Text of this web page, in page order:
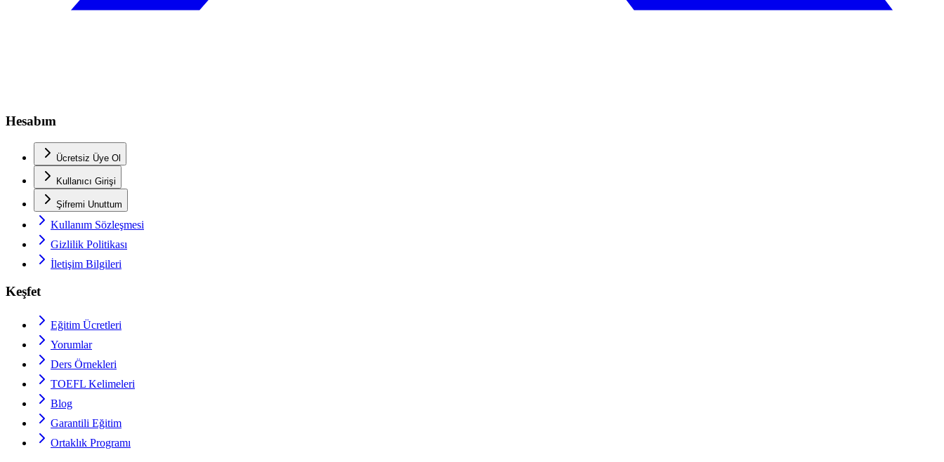
Hesabım
Ücretsiz Üye Ol
Kullanıcı Girişi
Şifremi Unuttum
Kullanım Sözleşmesi
Gizlilik Politikası
İletişim Bilgileri
Keşfet
Eğitim Ücretleri
Yorumlar
Ders Örnekleri
TOEFL Kelimeleri
Blog
Garantili Eğitim
Ortaklık Programı